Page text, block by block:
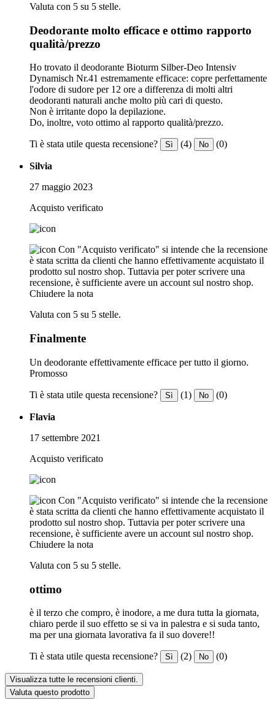
Valuta con 5 su 5 stelle.
Deodorante molto efficace e ottimo rapporto
qualità/prezzo
Ho trovato il deodorante Bioturm Silber-Deo Intensiv
Dynamisch Nr.41 estremamente efficace: copre perfettamente
l'odore di sudore per 12 ore a differenza di molti altri
deodoranti naturali anche molto più cari di questo.
Non è irritante dopo la depilazione.
Do, inoltre, voto ottimo al rapporto qualità/prezzo.
Ti è stata utile questa recensione? Sì (4) No (0)
Silvia
27 maggio 2023
Acquisto verificato
Con "Acquisto verificato" si intende che la recensione
è stata scritta da clienti che hanno effettivamente acquistato il
prodotto sul nostro shop. Tuttavia per poter scrivere una
recensione, è sufficiente avere un account sul nostro shop.
Chiudere la nota
Valuta con 5 su 5 stelle.
Finalmente
Un deodorante effettivamente efficace per tutto il giorno.
Promosso
Ti è stata utile questa recensione? Sì (1) No (0)
Flavia
17 settembre 2021
Acquisto verificato
Con "Acquisto verificato" si intende che la recensione
è stata scritta da clienti che hanno effettivamente acquistato il
prodotto sul nostro shop. Tuttavia per poter scrivere una
recensione, è sufficiente avere un account sul nostro shop.
Chiudere la nota
Valuta con 5 su 5 stelle.
ottimo
è il terzo che compro, è inodore, a me dura tutta la giornata,
chiaro perde il suo effetto se si va in palestra e si suda tanto,
ma per una giornata lavorativa fa il suo dovere!!
Ti è stata utile questa recensione? Sì (2) No (0)
Visualizza tutte le recensioni clienti.
Valuta questo prodotto